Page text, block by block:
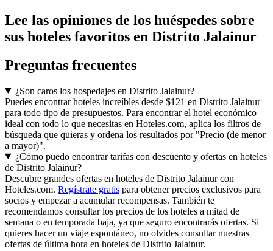
Lee las opiniones de los huéspedes sobre
sus hoteles favoritos en Distrito Jalainur
Preguntas frecuentes
¿Son caros los hospedajes en Distrito Jalainur?
Puedes encontrar hoteles increíbles desde $121 en Distrito Jalainur
para todo tipo de presupuestos. Para encontrar el hotel económico
ideal con todo lo que necesitas en Hoteles.com, aplica los filtros de
búsqueda que quieras y ordena los resultados por "Precio (de menor
a mayor)".
¿Cómo puedo encontrar tarifas con descuento y ofertas en hoteles
de Distrito Jalainur?
Descubre grandes ofertas en hoteles de Distrito Jalainur con
Hoteles.com. Regístrate gratis para obtener precios exclusivos para
socios y empezar a acumular recompensas. También te
recomendamos consultar los precios de los hoteles a mitad de
semana o en temporada baja, ya que seguro encontrarás ofertas. Si
quieres hacer un viaje espontáneo, no olvides consultar nuestras
ofertas de última hora en hoteles de Distrito Jalainur.